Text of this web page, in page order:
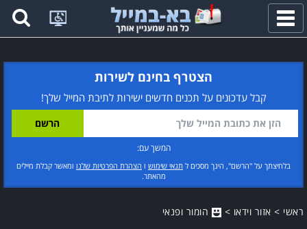
פתח
תפריט
הצטרף בחינם לשירות
קבל עדכונים על תכנים חדשים ישירות לתיבת המייל שלך!
המשך עם:
בלחיצתך על "הרשם", הינך מסכים ל תנאי שימוש ו הצהרת הפרטיות שלנו ומאשר קבלת מיילים
מהאתר.
ראשי > אזור וידאו > הומור ופנאי